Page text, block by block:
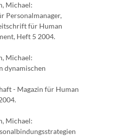
Michael:
Personalmanager,
für Human
Heft 5 2004.
Michael:
dynamischen
- Magazin für Human
Michael: